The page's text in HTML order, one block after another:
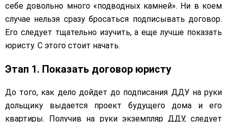
себе довольно много «подводных камней». Ни в коем
случае нельзя сразу бросаться подписывать договор.
Его следует тщательно изучить, а еще лучше показать
юристу. С этого стоит начать.
Этап 1. Показать договор юристу
До того, как дело дойдет до подписания ДДУ на руки
дольщику выдается проект будущего дома и его
квартиры. Получив на руки экземпляр ДДУ, следует